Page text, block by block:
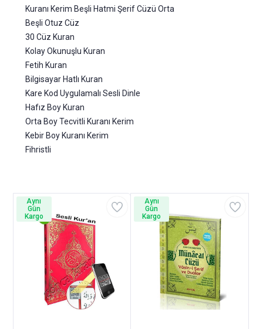
Kuranı Kerim Beşli Hatmi Şerif Cüzü Orta
Beşli Otuz Cüz
30 Cüz Kuran
Kolay Okunuşlu Kuran
Fetih Kuran
Bilgisayar Hatlı Kuran
Kare Kod Uygulamalı Sesli Dinle
Hafız Boy Kuran
Orta Boy Tecvitli Kuranı Kerim
Kebir Boy Kuranı Kerim
Fihristli
Aynı
Gün
Kargo
Aynı
Gün
Kargo